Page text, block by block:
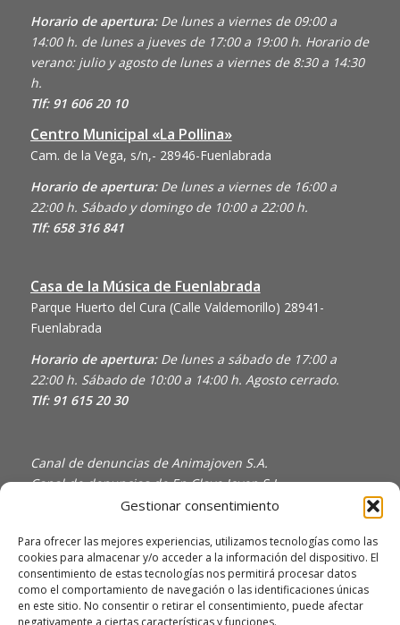
Gestionar consentimiento
Para ofrecer las mejores experiencias, utilizamos tecnologías como las
cookies para almacenar y/o acceder a la información del dispositivo. El
consentimiento de estas tecnologías nos permitirá procesar datos
como el comportamiento de navegación o las identificaciones únicas
en este sitio. No consentir o retirar el consentimiento, puede afectar
negativamente a ciertas características y funciones.
Horario de apertura:De lunes a viernes de 09:00 a
14:00 h. de lunes a jueves de 17:00 a 19:00 h. Horario de
verano: julio y agosto de lunes a viernes de 8:30 a 14:30
h.
Tlf: 91 606 20 10
Centro Municipal «La Pollina»
Cam. de la Vega, s/n,- 28946-Fuenlabrada
Horario de apertura: De lunes a viernes de 16:00 a
22:00 h. Sábado y domingo de 10:00 a 22:00 h.
Tlf: 658 316 841
Casa de la Música de Fuenlabrada
Parque Huerto del Cura (Calle Valdemorillo) 28941-
Fuenlabrada
Horario de apertura: De lunes a sábado de 17:00 a
22:00 h. Sábado de 10:00 a 14:00 h. Agosto cerrado.
Tlf: 91 615 20 30
Canal de denuncias de Animajoven S.A.
Canal de denuncias de En Clave Joven S.L.
Política de Privacidad y Uso de Cookies
Política de calidad